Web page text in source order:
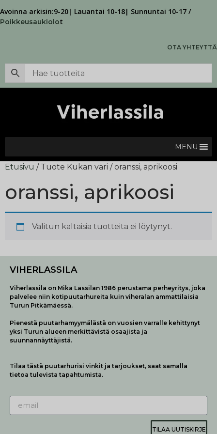
Avoinna arkisin:9-20| Lauantai 10-18| Sunnuntai 10-17 /
Poikkeusaukiolot
OTA YHTEYTTÄ
MENU
Etusivu / Tuote Kukan väri / oranssi, aprikoosi
oranssi, aprikoosi
Valitun kaltaisia tuotteita ei löytynyt.
VIHERLASSILA
Viherlassila on Mika Lassilan 1986 perustama perheyritys, joka
palvelee niin kotipuutarhureita kuin viheralan ammattilaisia
Turun Pitkämäessä.
Pienestä puutarhamyymälästä on vuosien varralle kehittynyt
yksi Turun alueen merkittävistä osaajista ja
suunnannäyttäjistä.
Tilaa tästä puutarhurisi vinkit ja tarjoukset, saat samalla
tietoa tulevista tapahtumista.
TILAA UUTISKIRJE